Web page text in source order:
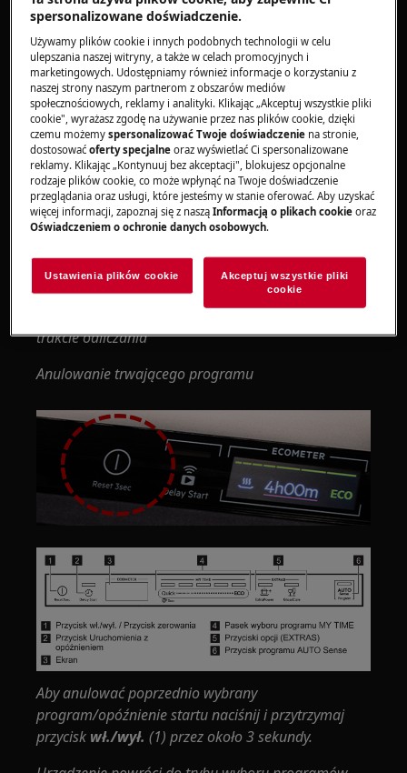
dotyczące wyłączenia tej funkcji można znaleźć
winstrukcji obsługi.
3. Sprawdzić, czy zakończył się poprzedni cykl
Jeśli nadal trwa poprzedni cykl, należy go
anulować przed uruchomieniem kolejnego
cyklu.
Aby anulować cykl, należy zapoznać się z
odpowiednią częścią instrukcji obsługi
zmywarki, dotyczącą anulowania cykli.
W niektórych modelach urządzeń
wskazówki dotyczące anulowania cyklu są
wyświetlane na panelu sterowania.
trakcie odliczania
Anulowanie trwającego programu
Aby anulować poprzednio wybrany
program/opóźnienie startu naciśnij i przytrzymaj
przycisk wł./wył. (1) przez około 3 sekundy.
spersonalizowane doświadczenie.
Używamy plików cookie i innych podobnych technologii w celu
ulepszania naszej witryny, a także w celach promocyjnych i
marketingowych. Udostępniamy również informacje o korzystaniu z
naszej strony naszym partnerom z obszarów mediów
społecznościowych, reklamy i analityki. Klikając „Akceptuj wszystkie pliki
cookie", wyrażasz zgodę na używanie przez nas plików cookie, dzięki
czemu możemyspersonalizować Twoje doświadczenie na stronie,
dostosowaćoferty specjalne oraz wyświetlać Ci spersonalizowane
reklamy. Klikając „Kontynuuj bez akceptacji", blokujesz opcjonalne
rodzaje plików cookie, co może wpłynąć na Twoje doświadczenie
przeglądania oraz usługi, które jesteśmy w stanie oferować. Aby uzyskać
więcej informacji, zapoznaj się z nasząInformacją o plikach cookie oraz
Oświadczeniem o ochronie danych osobowych.
Ustawienia plików cookie
Akceptuj wszystkie pliki
cookie